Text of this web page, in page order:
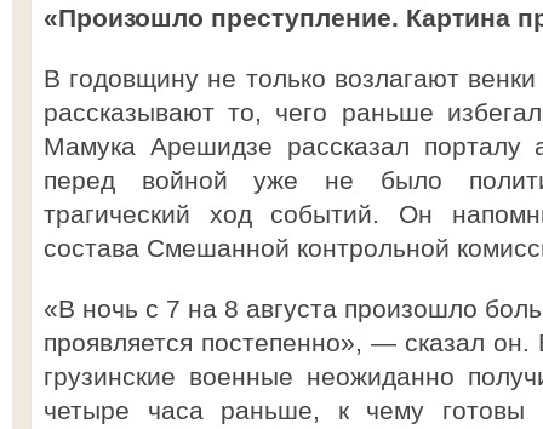
«Произошло преступление. Картина
В годовщину не только возлагают
рассказывают то, чего раньше
Мамука Арешидзе рассказал порталу
перед войной уже не было
трагический ход событий. Он
состава Смешанной контрольной
«В ночь с 7 на 8 августа произошло
проявляется постепенно», — сказал
грузинские военные неожиданно
четыре часа раньше, к чему